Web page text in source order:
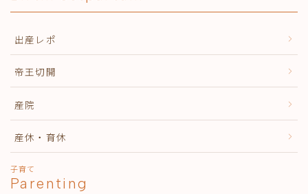
出産レポ
帝王切開
産院
産休・育休
子育て
Parenting